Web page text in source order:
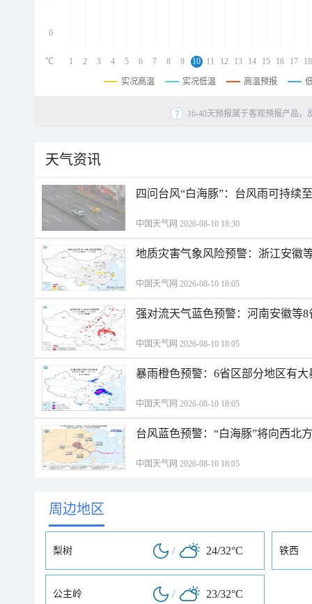
0
1 2 3 4 5 6 7 8 9 10 11 12 13 14 15 16 17 18
℃
实况高温 实况低温 高温预报
16-40天预报属于客观预报产品
天气资讯
四问台风“白海豚”：台风雨可持续
中国天气网 2026-08-10 18:30
地质灾害气象风险预警：浙江安徽
中国天气网 2026-08-10 18:05
强对流天气蓝色预警：河南安徽等
中国天气网 2026-08-10 18:05
暴雨橙色预警：6省区部分地区有
中国天气网 2026-08-10 18:05
台风蓝色预警：“白海豚”将向西北
中国天气网 2026-08-10 18:05
周边地区
梨树 / 24/32°C 铁西
公主岭 / 23/32°C